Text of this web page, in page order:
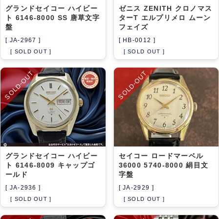
グランドセイコー ハイビー
ト 6146-8000 SS 唐草文字
盤
[ JA-2967 ]
[ SOLD OUT ]
ゼニス ZENITH クロノマス
ターT エルプリメロ ムーン
フェイズ
[ HB-0012 ]
[ SOLD OUT ]
SOLD-OUT
グランドセイコー ハイビー
ト 6146-8009 キャップゴ
ールド
[ JA-2936 ]
[ SOLD OUT ]
SOLD-OUT
セイコー ロードマーベル
36000 5740-8000 絹目文
字盤
[ JA-2929 ]
[ SOLD OUT ]